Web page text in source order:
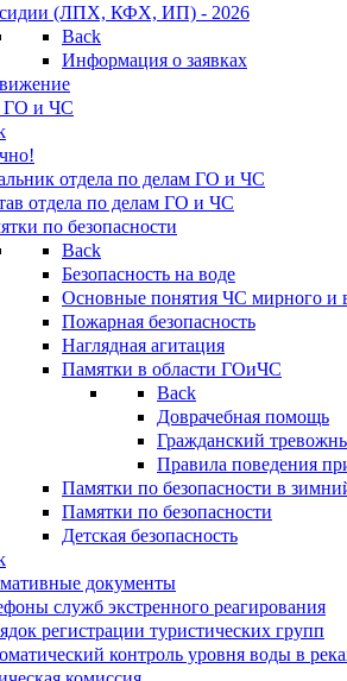
(ЛПХ, КФХ, ИП) - 2026
Back
Информация о заявках
ГО и ЧС
отдела по делам ГО и ЧС
отдела по делам ГО и ЧС
по безопасности
Back
Безопасность на воде
Основные понятия ЧС мирного и
Пожарная безопасность
Наглядная агитация
Памятки в области ГОиЧС
Back
Доврачебная помощь
Гражданский
Правила поведения
Памятки по безопасности в
Памятки по безопасности
Детская безопасность
документы
служб экстренного реагирования
регистрации туристических групп
контроль уровня воды в